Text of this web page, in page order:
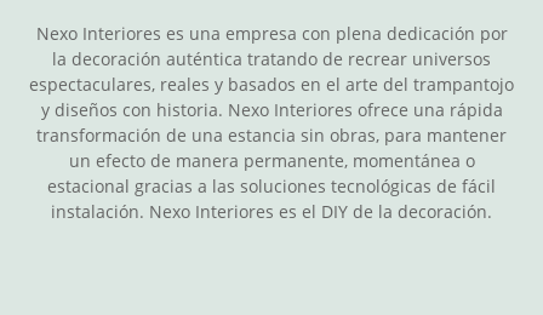
Nexo Interiores es una empresa con plena dedicación por
la decoración auténtica tratando de recrear universos
espectaculares, reales y basados en el arte del trampantojo
y diseños con historia. Nexo Interiores ofrece una rápida
transformación de una estancia sin obras, para mantener
un efecto de manera permanente, momentánea o
estacional gracias a las soluciones tecnológicas de fácil
instalación. Nexo Interiores es el DIY de la decoración.